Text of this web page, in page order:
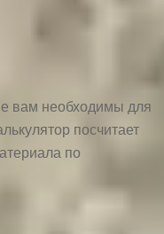
вам необходимы для
поcчитает
по